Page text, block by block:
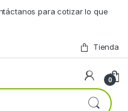
para cotizar lo que
Tienda
0